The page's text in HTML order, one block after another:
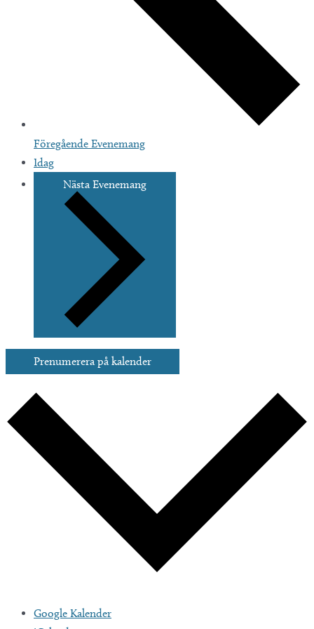
Föregående Evenemang
Idag
Nästa Evenemang
Prenumerera på kalender
Google Kalender